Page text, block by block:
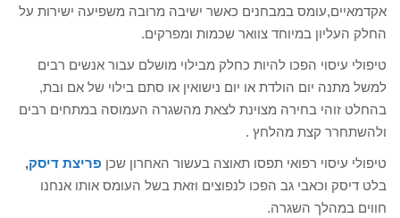
אקדמאיים,עומס במבחנים כאשר ישיבה מרובה משפיעה ישירות על
החלק העליון במיוחד צוואר שכמות ומפרקים.
טיפולי עיסוי הפכו להיות כחלק מבילוי מושלם עבור אנשים רבים
למשל מתנה יום הולדת או יום נישואין או סתם בילוי של אם ובת,
בהחלט זוהי בחירה מצוינת לצאת מהשגרה העמוסה במתחים רבים
ולהשתחרר קצת מהלחץ .
טיפולי עיסוי רפואי תפסו תאוצה בעשור האחרון שכן פריצת דיסק,
בלט דיסק וכאבי גב הפכו לנפוצים וזאת בשל העומס אותו אנחנו
חווים במהלך השגרה.